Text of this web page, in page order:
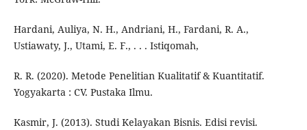
Hardani, Auliya, N. H., Andriani, H., Fardani, R. A.,
Ustiawaty, J., Utami, E. F., . . . Istiqomah,
R. R. (2020). Metode Penelitian Kualitatif & Kuantitatif.
Yogyakarta : CV. Pustaka Ilmu.
Kasmir, J. (2013). Studi Kelayakan Bisnis. Edisi revisi.